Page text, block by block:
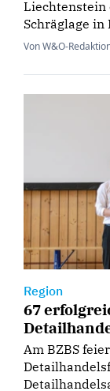
Liechtenstein
Schräglage in
Von W&O-
Region
67
Am BZBS